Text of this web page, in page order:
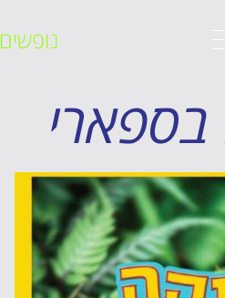
נופשים